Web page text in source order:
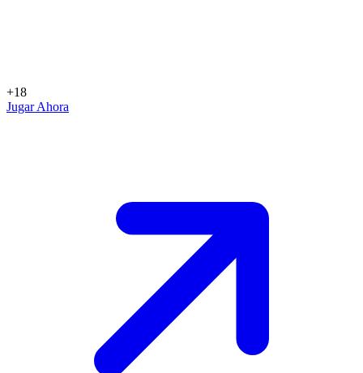
+18
Jugar Ahora